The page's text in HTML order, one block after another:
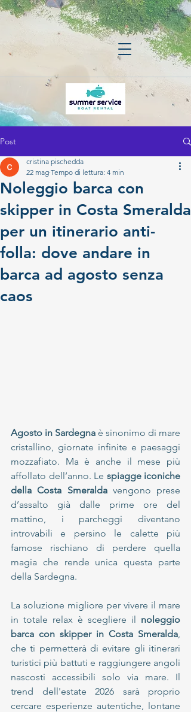
Post
Noleggio barca con
skipper in Costa Smeralda
per un itinerario anti-
folla: dove andare in
barca ad agosto senza
caos
cristina pischedda
22 mag Tempo di lettura: 4 min
Agosto in Sardegna è sinonimo di mare
cristallino, giornate infinite e paesaggi
mozzafiato. Ma è anche il mese più
affollato dell’anno. Le spiagge iconiche
della Costa Smeralda vengono prese
d’assalto già dalle prime ore del
mattino, i parcheggi diventano
introvabili e persino le calette più
famose rischiano di perdere quella
magia che rende unica questa parte
della Sardegna.
La soluzione migliore per vivere il mare
in totale relax è scegliere il noleggio
barca con skipper in Costa Smeralda
che ti permetterà di evitare gli itinerari
turistici più battuti e raggiungere angoli
nascosti accessibili solo via mare. Il
trend dell'estate 2026 sarà proprio
cercare esperienze autentiche, lontane